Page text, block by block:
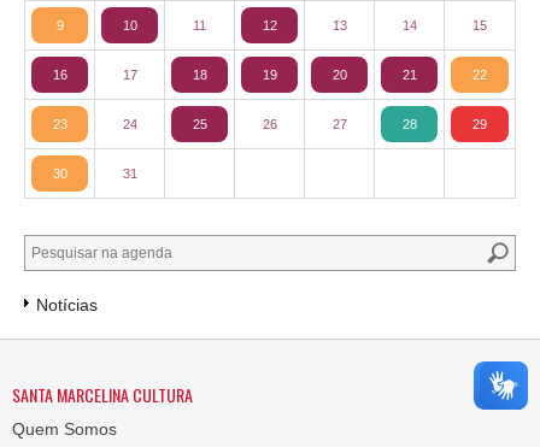
9 10 11 12 13 14 15
16 17 18 19 20 21 22
23 24 25 26 27 28 29
30 31
Notícias
SANTA MARCELINA CULTURA
Quem Somos